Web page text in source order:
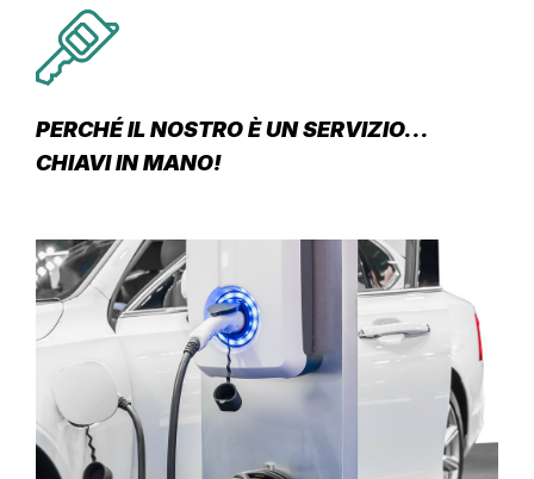
PERCHÉ IL NOSTRO È UN SERVIZIO...
CHIAVI IN MANO!